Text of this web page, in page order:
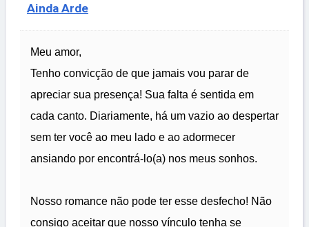
Ainda Arde
Meu amor,
Tenho convicção de que jamais vou parar de
apreciar sua presença! Sua falta é sentida em
cada canto. Diariamente, há um vazio ao despertar
sem ter você ao meu lado e ao adormecer
ansiando por encontrá-lo(a) nos meus sonhos.
Nosso romance não pode ter esse desfecho! Não
consigo aceitar que nosso vínculo tenha se